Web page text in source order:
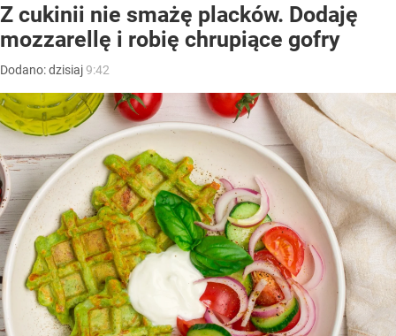
Z cukinii nie smażę placków. Dodaję
mozzarellę i robię chrupiące gofry
Dodano:dzisiaj9:42